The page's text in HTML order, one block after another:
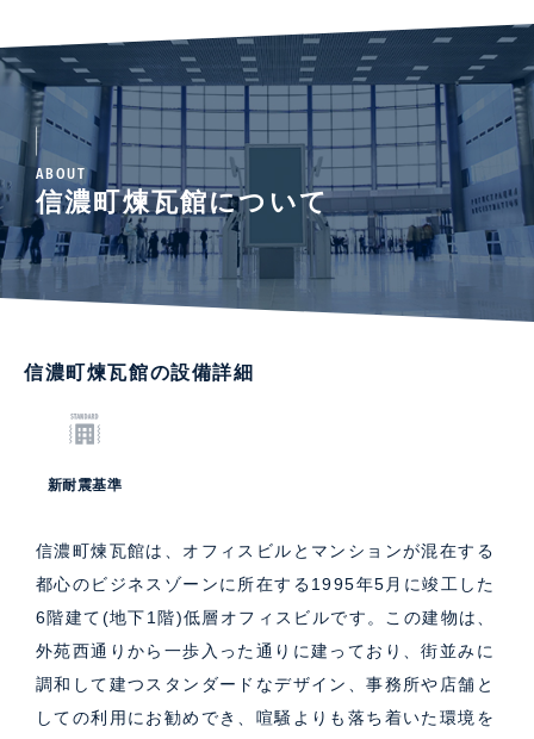
ABOUT
信濃町煉瓦館について
信濃町煉瓦館の設備詳細
新耐震基準
信濃町煉瓦館は、オフィスビルとマンションが混在する
都心のビジネスゾーンに所在する1995年5月に竣工した
6階建て(地下1階)低層オフィスビルです。この建物は、
外苑西通りから一歩入った通りに建っており、街並みに
調和して建つスタンダードなデザイン、事務所や店舗と
しての利用にお勧めでき、喧騒よりも落ち着いた環境を